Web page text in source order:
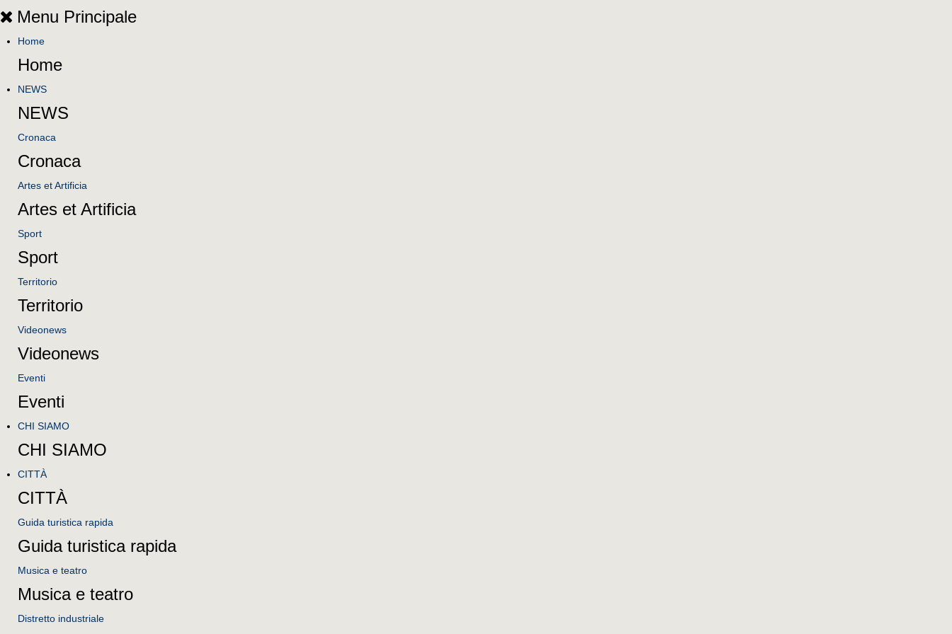
Menu Principale
Home
Home
NEWS
NEWS
Cronaca
Cronaca
Artes et Artificia
Artes et Artificia
Sport
Sport
Territorio
Territorio
Videonews
Videonews
Eventi
Eventi
CHI SIAMO
CHI SIAMO
CITTÀ
CITTÀ
Guida turistica rapida
Guida turistica rapida
Musica e teatro
Musica e teatro
Distretto industriale